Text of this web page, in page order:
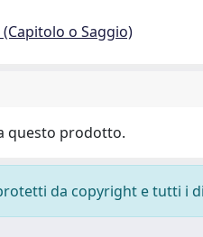
o Saggio)
questo prodotto.
da copyright e tutti i